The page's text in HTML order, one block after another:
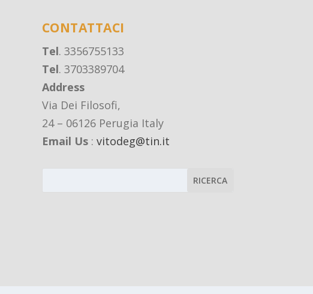
CONTATTACI
Tel. 3356755133
Tel. 3703389704
Address
Via Dei Filosofi,
24 – 06126 Perugia Italy
Email Us: vitodeg@tin.it